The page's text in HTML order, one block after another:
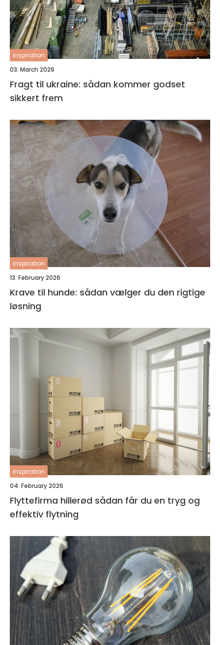
inspiration
03. March 2026
Fragt til ukraine: sådan kommer godset
sikkert frem
inspiration
13. February 2026
Krave til hunde: sådan vælger du den rigtige
løsning
inspiration
04. February 2026
Flyttefirma hillerød sådan får du en tryg og
effektiv flytning